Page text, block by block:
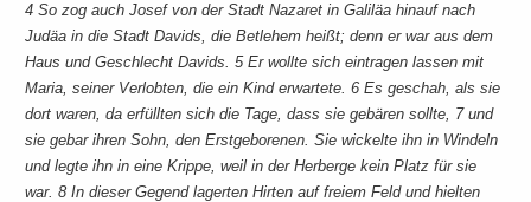
4 So zog auch Josef von der Stadt Nazaret in Galiläa hinauf nach
Judäa in die Stadt Davids, die Betlehem heißt; denn er war aus dem
Haus und Geschlecht Davids. 5 Er wollte sich eintragen lassen mit
Maria, seiner Verlobten, die ein Kind erwartete. 6 Es geschah, als sie
dort waren, da erfüllten sich die Tage, dass sie gebären sollte, 7 und
sie gebar ihren Sohn, den Erstgeborenen. Sie wickelte ihn in Windeln
und legte ihn in eine Krippe, weil in der Herberge kein Platz für sie
war. 8 In dieser Gegend lagerten Hirten auf freiem Feld und hielten